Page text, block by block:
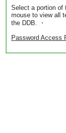
Select a portion of
mouse to view all
the DDB. ・
Password Access